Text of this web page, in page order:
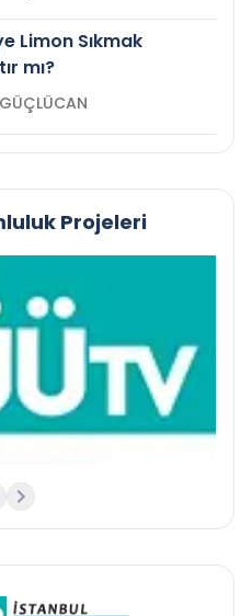
Limon Sıkmak
mı?
Zeynep GÜÇLÜCAN
Projeleri